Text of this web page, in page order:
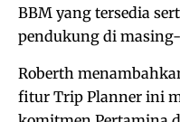
BBM yang tersedia
pendukung di masing-
Roberth
fitur Trip Planner ini